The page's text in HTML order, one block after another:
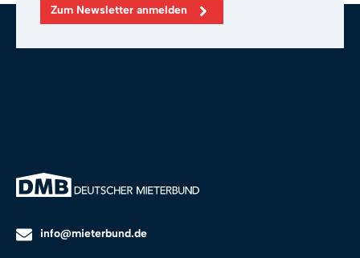
Zum Newsletter anmelden
info@mieterbund.de